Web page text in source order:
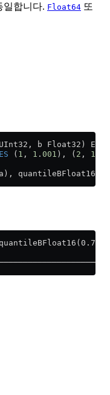
일합니다. Float64 또
b Float32)
( 1 , 1 . 001 ), ( 2 , 1
quantileBFloat16(